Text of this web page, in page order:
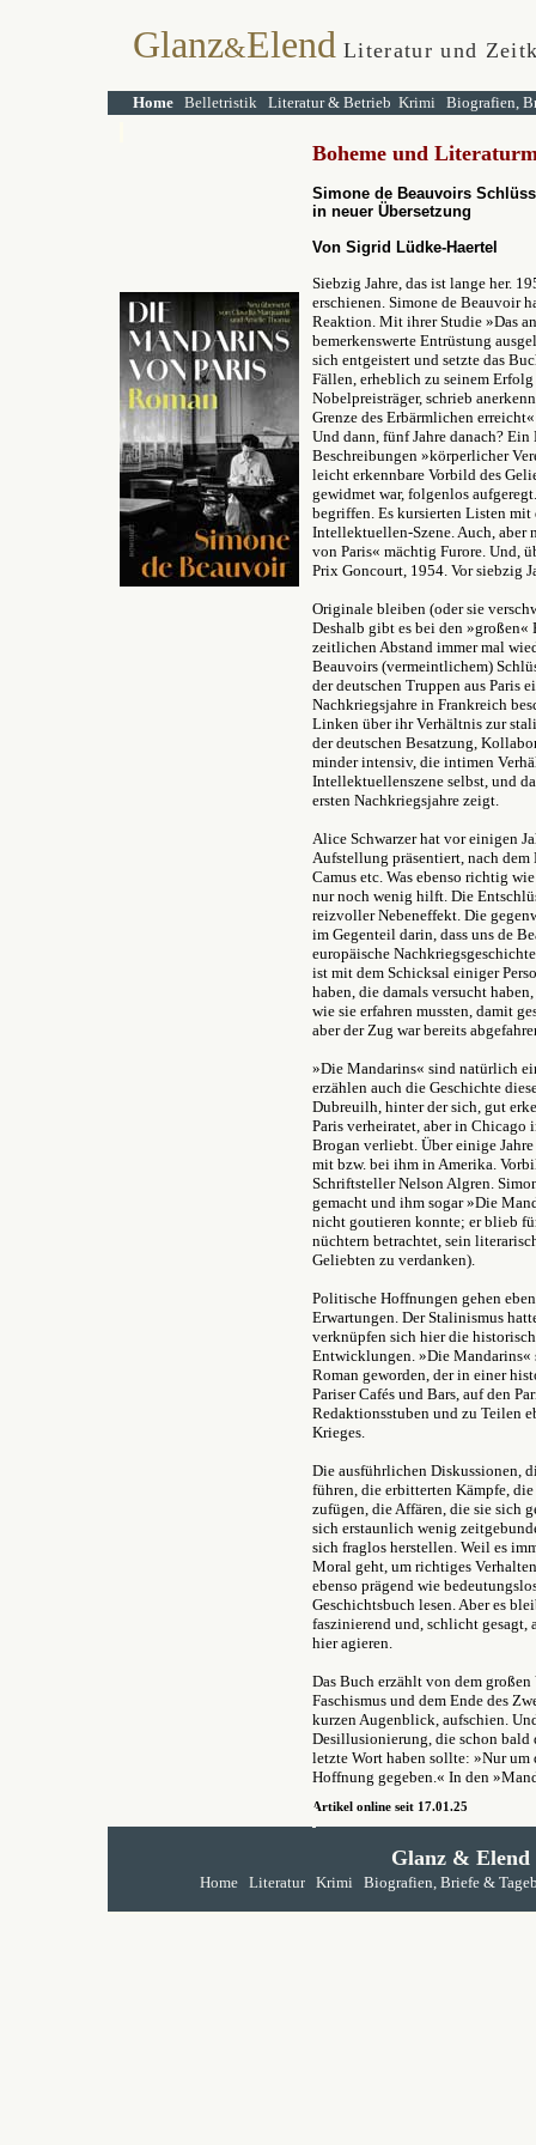
Glanz&Elend Literatur und
Home Belletristik Literatur & Betrieb Krimi Biografien,
Boheme und
Simone de Beauvoirs
in neuer Übersetzung
Von Sigrid Lüdke-Haertel
Siebzig Jahre, das ist lange her.
erschienen. Simone de Beauvoir
Reaktion. Mit ihrer Studie »Das
bemerkenswerte Entrüstung
sich entgeistert und setzte das
Fällen, erheblich zu seinem
Nobelpreisträger, schrieb
Grenze des Erbärmlichen
Und dann, fünf Jahre danach?
Beschreibungen »körperlicher
leicht erkennbare Vorbild des
gewidmet war, folgenlos
begriffen. Es kursierten Listen mit
Intellektuellen-Szene. Auch, aber
von Paris« mächtig Furore. Und,
Prix Goncourt, 1954. Vor siebzig
Originale bleiben (oder sie
Deshalb gibt es bei den
zeitlichen Abstand immer mal
Beauvoirs (vermeintlichem)
der deutschen Truppen aus Paris
Nachkriegsjahre in Frankreich
Linken über ihr Verhältnis zur
der deutschen Besatzung,
minder intensiv, die intimen
Intellektuellenszene selbst, und
ersten Nachkriegsjahre zeigt.
Alice Schwarzer hat vor einigen
Aufstellung präsentiert, nach
Camus etc. Was ebenso richtig
nur noch wenig hilft. Die
reizvoller Nebeneffekt. Die
im Gegenteil darin, dass uns de
europäische
ist mit dem Schicksal einiger
haben, die damals versucht
wie sie erfahren mussten, damit
aber der Zug war bereits
»Die Mandarins« sind natürlich
erzählen auch die Geschichte
Dubreuilh, hinter der sich, gut
Paris verheiratet, aber in
Brogan verliebt. Über einige
mit bzw. bei ihm in Amerika.
Schriftsteller Nelson Algren.
gemacht und ihm sogar »Die
nicht goutieren konnte; er blieb
nüchtern betrachtet, sein
Geliebten zu verdanken).
Politische Hoffnungen gehen
Erwartungen. Der Stalinismus
verknüpfen sich hier die
Entwicklungen. »Die
Roman geworden, der in einer
Pariser Cafés und Bars, auf den
Redaktionsstuben und zu Teilen
Krieges.
Die ausführlichen Diskussionen,
führen, die erbitterten Kämpfe,
zufügen, die Affären, die sie sich
sich erstaunlich wenig
sich fraglos herstellen. Weil es
Moral geht, um richtiges
ebenso prägend wie
Geschichtsbuch lesen. Aber es
faszinierend und, schlicht gesagt,
hier agieren.
Das Buch erzählt von dem großen
Faschismus und dem Ende des
kurzen Augenblick, aufschien.
Desillusionierung, die schon bald
letzte Wort haben sollte: »Nur
Hoffnung gegeben.« In den
Artikel online seit 17.01.25
Glanz & Elend
Home Literatur Krimi Biografien, Briefe &